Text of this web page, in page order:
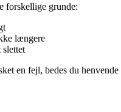
forskellige grunde:
længere
slettet
en fejl, bedes du